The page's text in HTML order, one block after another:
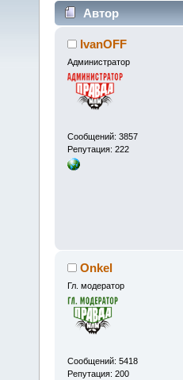
Автор
IvanOFF
Администратор
Сообщений: 3857
Репутация: 222
Onkel
Гл. модератор
Сообщений: 5418
Репутация: 200